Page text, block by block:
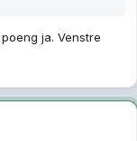
ja. Venstre